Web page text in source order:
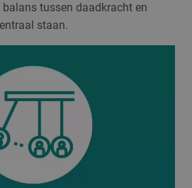
tussen daadkracht en
staan.